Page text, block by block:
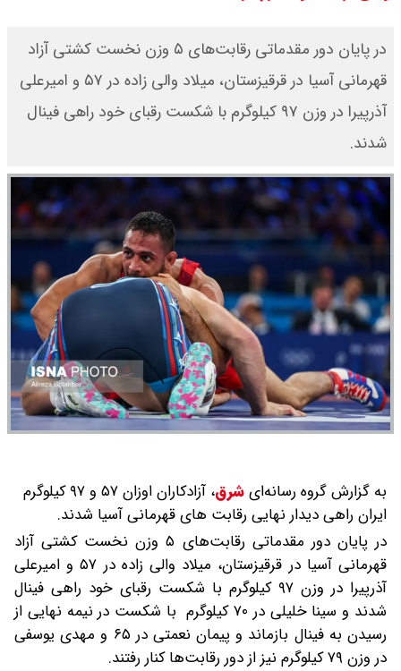
سنتی جمهوری‌خواهان را از دست می
دهد؟
یک ادعا: برخی مالکان اجاره بها را ۶۰
درصد افزایش می دهند
در پایان دور مقدماتی رقابت‌های ۵ وزن نخست کشتی آزاد
قهرمانی آسیا در قرقیزستان، میلاد والی زاده در ۵۷ و امیرعلی
آذرپیرا در وزن ۹۷ کیلوگرم با شکست رقبای خود راهی فینال
شدند.
به گزارش گروه رسانه‌ایشرق،
آزادکاران اوزان ۵۷ و ۹۷ کیلوگرم
ایران راهی دیدار نهایی رقابت های قهرمانی آسیا شدند.
در پایان دور مقدماتی رقابت‌های ۵ وزن نخست کشتی آزاد
قهرمانی آسیا در قرقیزستان، میلاد والی زاده در ۵۷ و امیرعلی
آذرپیرا در وزن ۹۷ کیلوگرم با شکست رقبای خود راهی فینال
شدند و سینا خلیلی در ۷۰ کیلوگرم با شکست در نیمه نهایی از
رسیدن به فینال بازماند و پیمان نعمتی در ۶۵ و مهدی یوسفی
در وزن ۷۹ کیلوگرم نیز از دور رقابت‌ها کنار رفتند.